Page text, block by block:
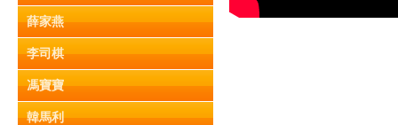
薛家燕
李司棋
馮寶寶
韓馬利